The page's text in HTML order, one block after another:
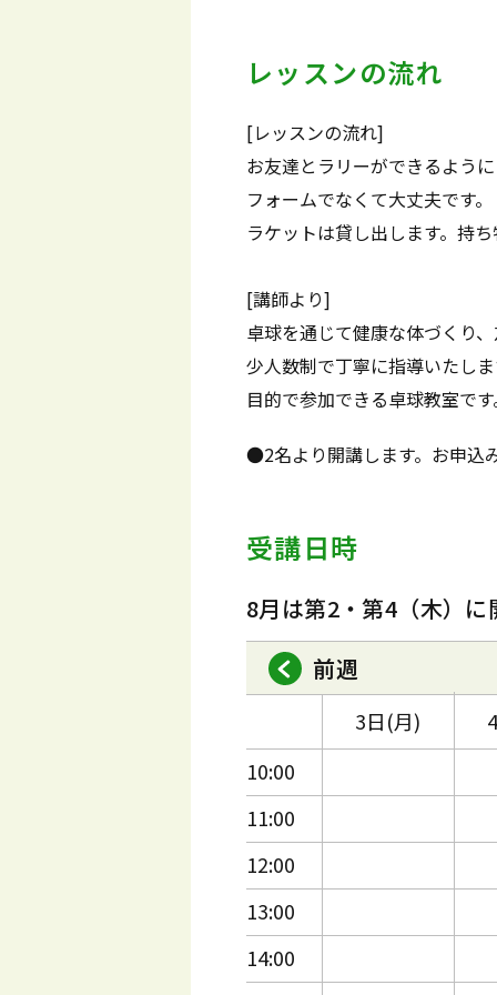
レッスンの流れ
[レッスンの流れ]
お友達とラリーができるよう
フォームでなくて大丈夫です。
ラケットは貸し出します。持
[講師より]
卓球を通じて健康な体づくり
少人数制で丁寧に指導いたし
目的で参加できる卓球教室で
●2名より開講します。お申込
受講日時
8月は第2・第4（木）に
前週
10:00
11:00
12:00
13:00
14:00
3日(月)